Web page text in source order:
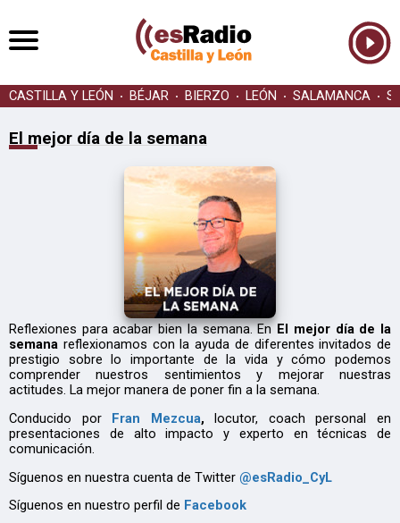
CASTILLA Y LEÓN BÉJAR BIERZO LEÓN SALAMANCA
El mejor día de la semana
Reflexiones para acabar bien la semana. En El mejor día de la
semana reflexionamos con la ayuda de diferentes invitados de
prestigio sobre lo importante de la vida y cómo podemos
comprender nuestros sentimientos y mejorar nuestras
actitudes. La mejor manera de poner fin a la semana.
Conducido por Fran Mezcua, locutor, coach personal en
presentaciones de alto impacto y experto en técnicas de
comunicación.
Síguenos en nuestra cuenta de Twitter @esRadio_CyL
Síguenos en nuestro perfil de Facebook